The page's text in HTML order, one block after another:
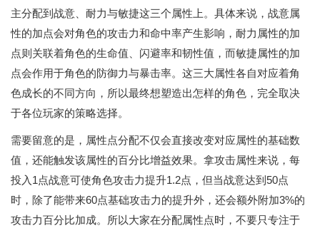
主分配到战意、耐力与敏捷这三个属性上。具体来说，战意属
性的加点会对角色的攻击力和命中率产生影响，耐力属性的加
点则关联着角色的生命值、闪避率和韧性值，而敏捷属性的加
点会作用于角色的防御力与暴击率。这三大属性各自对应着角
色成长的不同方向，所以最终想塑造出怎样的角色，完全取决
于各位玩家的策略选择。
需要留意的是，属性点分配不仅会直接改变对应属性的基础数
值，还能触发该属性的百分比增益效果。拿攻击属性来说，每
投入1点战意可使角色攻击力提升1.2点，但当战意达到50点
时，除了能带来60点基础攻击力的提升外，还会额外附加3%的
攻击力百分比加成。所以大家在分配属性点时，不要只专注于